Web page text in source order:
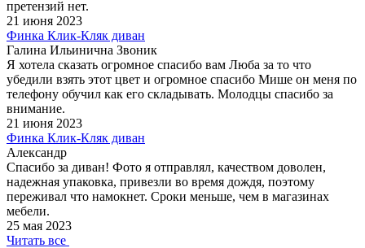
претензий нет.
21 июня 2023
Финка Клик-Кляк диван
Галина Ильинична Звоник
Я хотела сказать огромное спасибо вам Люба за то что
убедили взять этот цвет и огромное спасибо Мише он меня по
телефону обучил как его складывать. Молодцы спасибо за
внимание.
21 июня 2023
Финка Клик-Кляк диван
Александр
Спасибо за диван! Фото я отправлял, качеством доволен,
надежная упаковка, привезли во время дождя, поэтому
переживал что намокнет. Сроки меньше, чем в магазинах
мебели.
25 мая 2023
Читать все